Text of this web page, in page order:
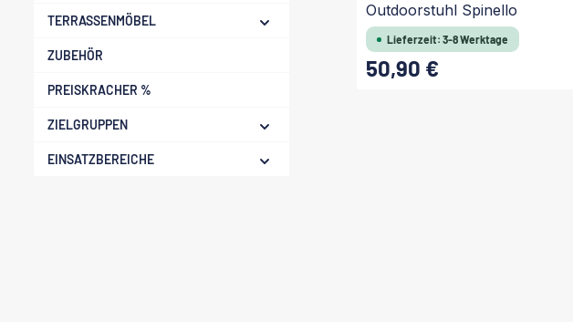
TERRASSENMÖBEL
ZUBEHÖR
PREISKRACHER %
ZIELGRUPPEN
EINSATZBEREICHE
Outdoorstuhl Spinello
Lieferzeit: 3-8 Werktage
Regulärer Preis:
50,90 €